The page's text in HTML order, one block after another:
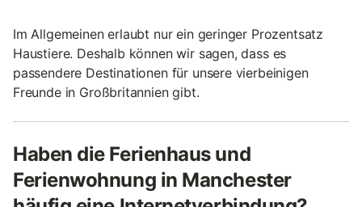
Im Allgemeinen erlaubt nur ein geringer Prozentsatz
Haustiere. Deshalb können wir sagen, dass es
passendere Destinationen für unsere vierbeinigen
Freunde in Großbritannien gibt.
Haben die Ferienhaus und
Ferienwohnung in Manchester